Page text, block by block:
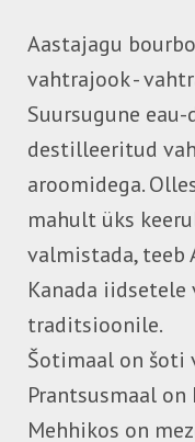
Aastajagu
vahtrajook -
Suursugune
destilleeritud
aroomidega.
mahult üks
valmistada, teeb
Kanada
traditsioonile.
Šotimaal on šoti
Prantsusmaal on
Mehhikos on